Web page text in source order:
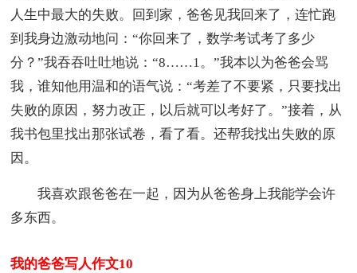
人生中最大的失败。回到家，爸爸见我回来了，连忙跑
到我身边激动地问：“你回来了，数学考试考了多少
分？”我吞吞吐吐地说：“8……1。”我本以为爸爸会骂
我，谁知他用温和的语气说：“考差了不要紧，只要找出
失败的原因，努力改正，以后就可以考好了。”接着，从
我书包里找出那张试卷，看了看。还帮我找出失败的原
因。
我喜欢跟爸爸在一起，因为从爸爸身上我能学会许
多东西。
我的爸爸写人作文10